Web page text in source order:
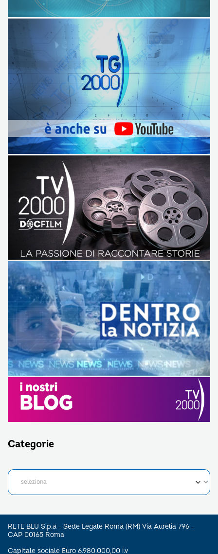
Categorie
RETE BLU S.p.a - Sede Legale Roma (RM) Via Aurelia 796 –
CAP 00165 Roma
Capitale sociale Euro 6.980.000,00 i.v